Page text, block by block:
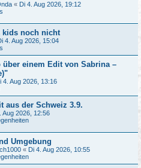
« Di 4. Aug 2026, 19:12
kids noch nicht
4. Aug 2026, 15:04
über einem Edit von Sabrina –
4. Aug 2026, 13:16
aus der Schweiz 3.9.
Aug 2026, 12:56
Umgebung
« Di 4. Aug 2026, 10:55